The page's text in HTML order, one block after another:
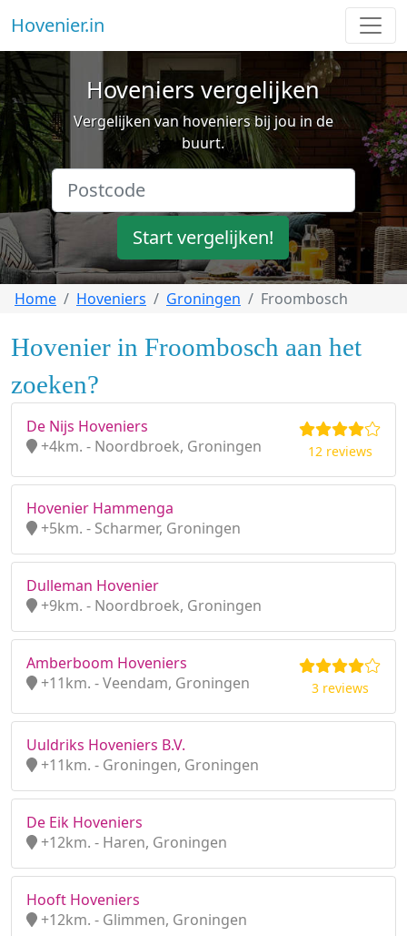
Hovenier.in
Hoveniers vergelijken
Vergelijken van hoveniers bij jou in de
buurt.
Start vergelijken!
Home Hoveniers Groningen Froombosch
Hovenier in Froombosch aan het
zoeken?
De Nijs Hoveniers
+4km. - Noordbroek, Groningen
12 reviews
Hovenier Hammenga
+5km. - Scharmer, Groningen
Dulleman Hovenier
+9km. - Noordbroek, Groningen
Amberboom Hoveniers
+11km. - Veendam, Groningen
3 reviews
Uuldriks Hoveniers B.V.
+11km. - Groningen, Groningen
De Eik Hoveniers
+12km. - Haren, Groningen
Hooft Hoveniers
+12km. - Glimmen, Groningen